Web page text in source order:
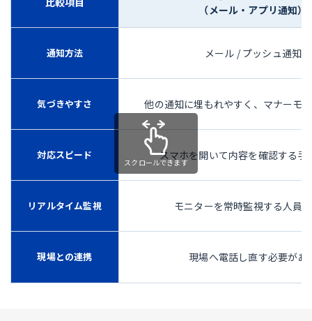
（メール・アプリ通知）
通知方法 メール / プッシュ通知
気づきやすさ 他の通知に埋もれやすく、マナーモ
対応スピード スマホを開いて内容を確認する手
リアルタイム監視 モニターを常時監視する人員
現場との連携 現場へ電話し直す必要があ